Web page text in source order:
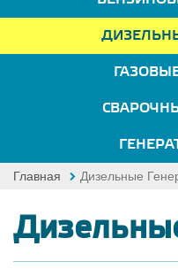
Главная Дизельные